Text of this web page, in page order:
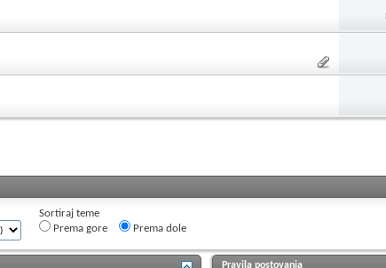
Sortiraj teme
Prema gore
Prema dole
Pravila postovanja